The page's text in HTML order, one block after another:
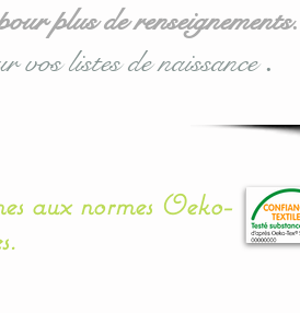
plus de renseignements.
vos listes de naissance.
aux normes Oeko-